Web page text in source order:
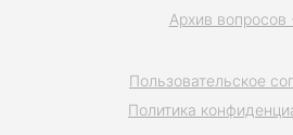
Пользовательское
Политика
Архив вопросов